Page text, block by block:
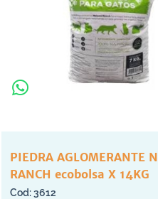
PIEDRA AGLOMERANTE
RANCH ecobolsa X 14KG
3612